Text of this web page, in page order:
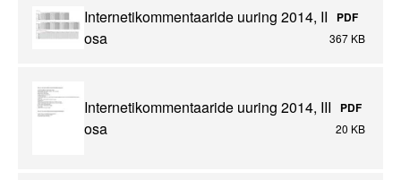
Internetikommentaaride uuring 2014, II
osa
PDF
367 KB
Internetikommentaaride uuring 2014, III
osa
PDF
20 KB